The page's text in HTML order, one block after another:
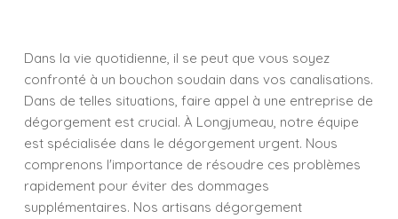
Dans la vie quotidienne, il se peut que vous soyez
confronté à un bouchon soudain dans vos canalisations.
Dans de telles situations, faire appel à une entreprise de
dégorgement est crucial. À Longjumeau, notre équipe
est spécialisée dans le dégorgement urgent. Nous
comprenons l'importance de résoudre ces problèmes
rapidement pour éviter des dommages
supplémentaires. Nos artisans dégorgement